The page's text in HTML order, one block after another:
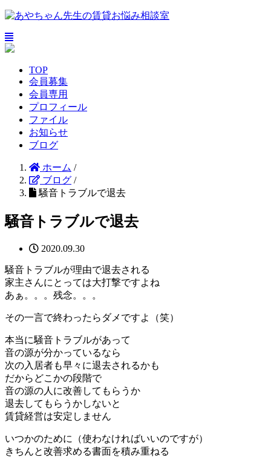
TOP
会員募集
会員専用
プロフィール
ファイル
お知らせ
ブログ
ホーム /
ブログ /
騒音トラブルで退去
騒音トラブルで退去
2020.09.30
騒音トラブルが理由で退去される
家主さんにとっては大打撃ですよね
あぁ。。。残念。。。
その一言で終わったらダメですよ（笑）
本当に騒音トラブルがあって
音の源が分かっているなら
次の入居者も早々に退去されるかも
だからどこかの段階で
音の源の人に改善してもらうか
退去してもらうかしないと
賃貸経営は安定しません
いつかのために（使わなければいいのですが）
きちんと改善求める書面を積み重ねる